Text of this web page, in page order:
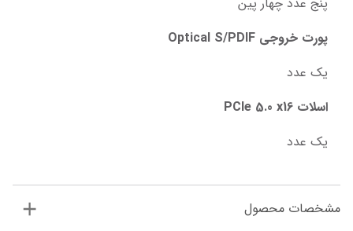
پورت خروجی Optical S/PDIF
یک عدد
اسلات PCIe 5.0 x16
یک عدد
مشخصات محصول